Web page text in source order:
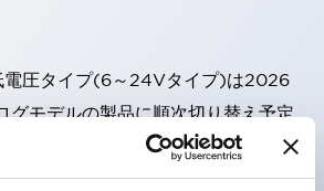
電圧タイプ(6～24Vタイプ)は2026
グモデルの製品に順次切り替え予定
球が搭載可能になり、ダイレクト
圧が最大240Vまで対応可能になり